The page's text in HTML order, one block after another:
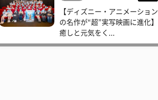
【ディズニー・アニメーション
の名作が“超”実写映画に進化】
癒しと元気をく...